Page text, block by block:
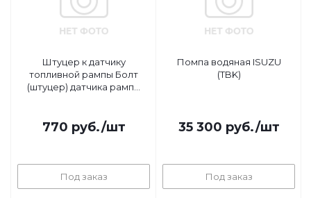
Штуцер к датчику
топливной рампы Болт
(штуцер) датчика рампы
770 руб./шт
Под заказ
Помпа водяная ISUZU
(TBK)
35 300 руб./шт
Под заказ